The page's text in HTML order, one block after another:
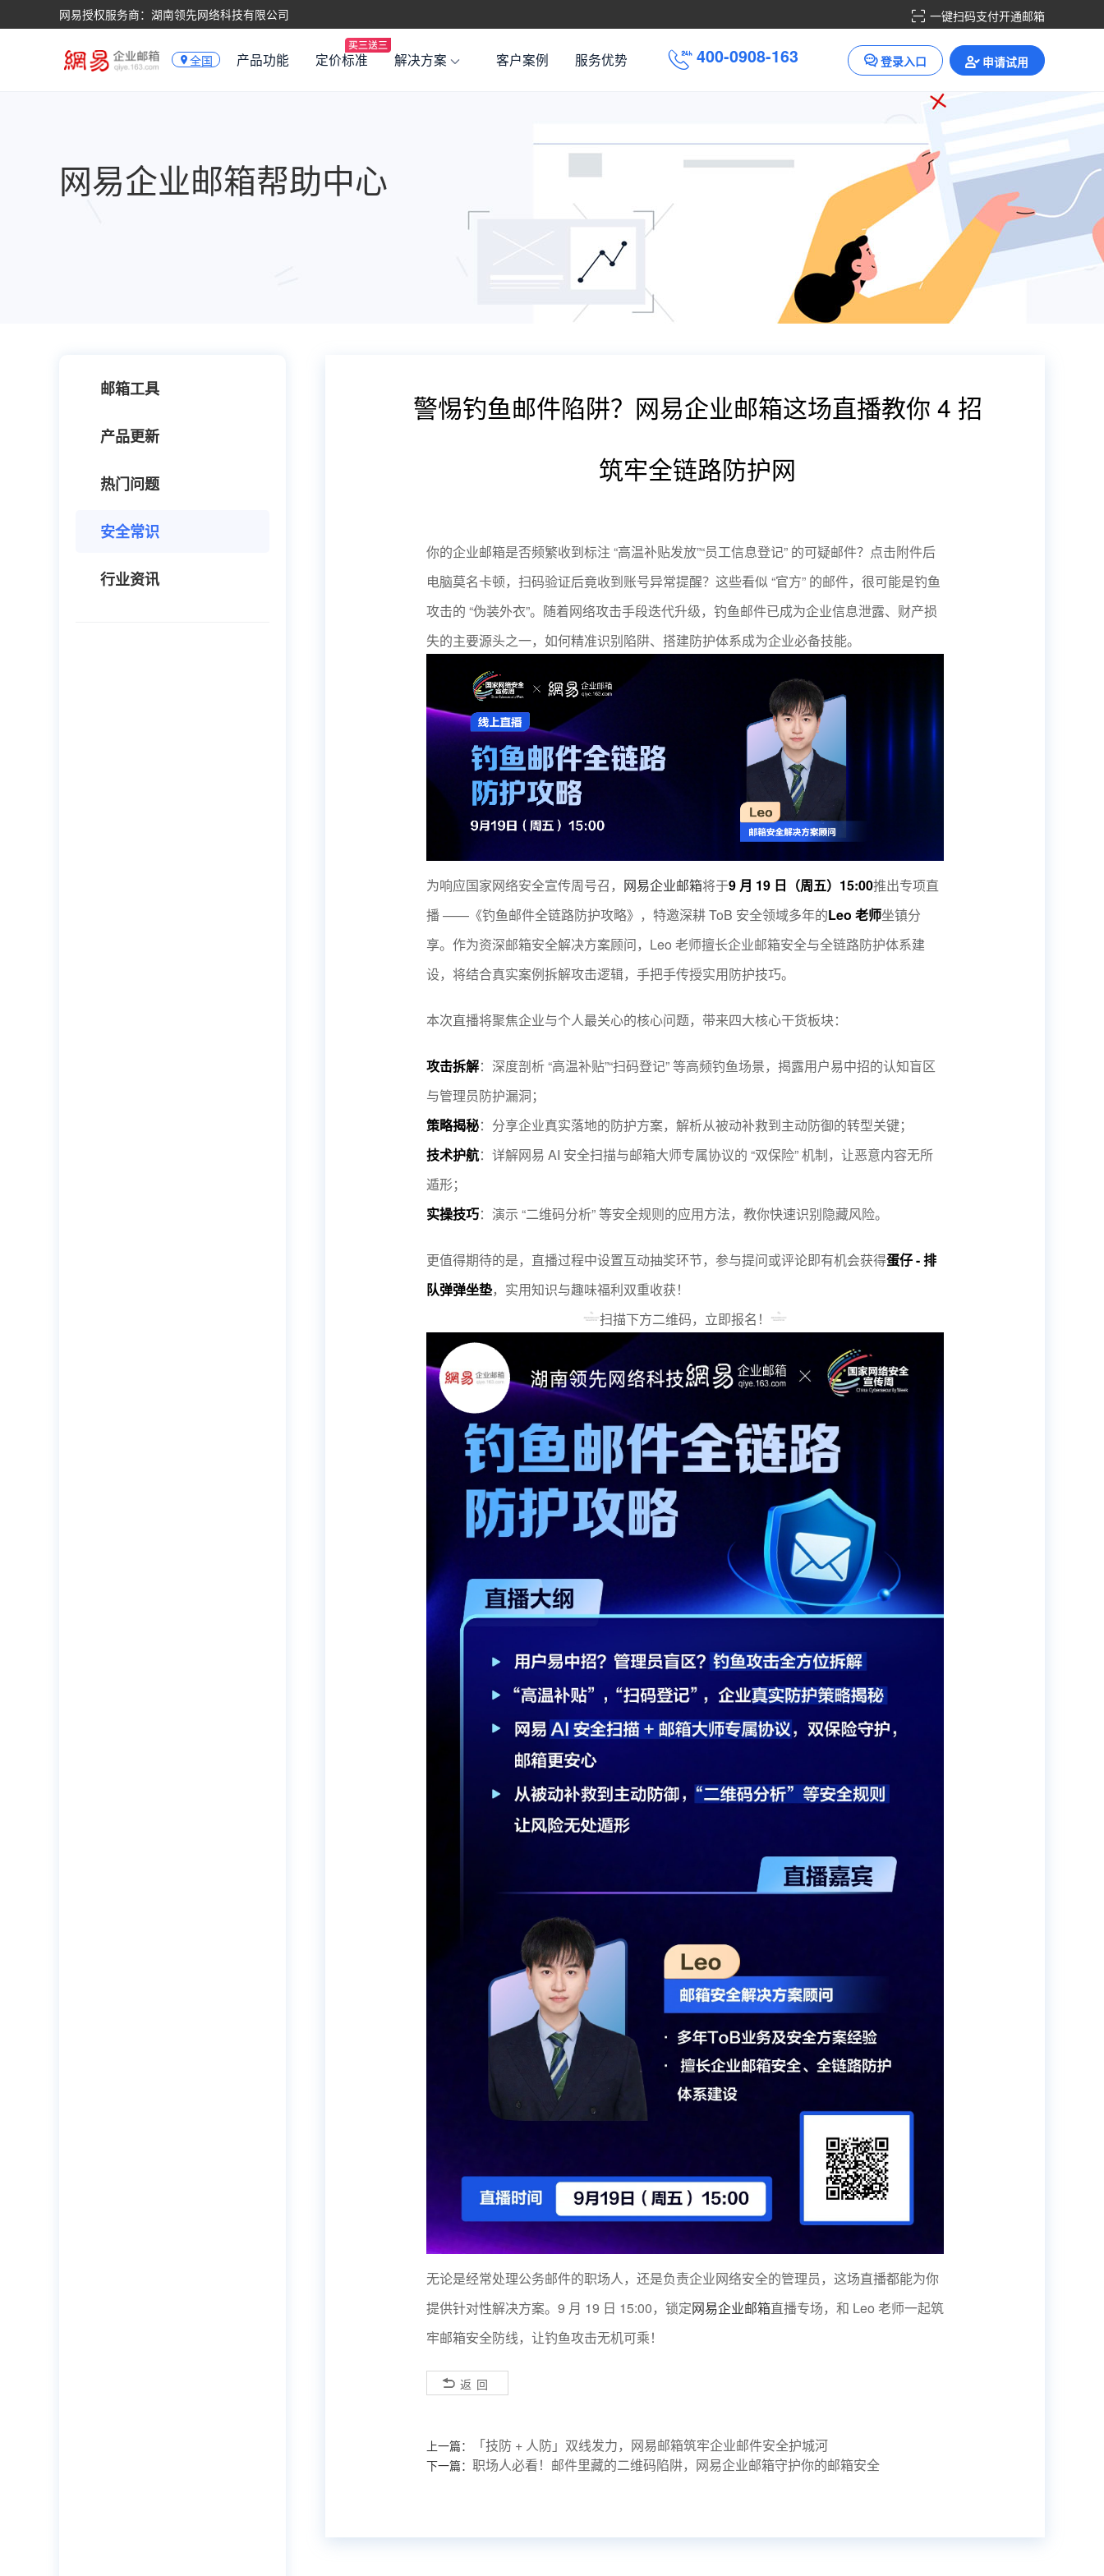
网易授权服务商：湖南领先网络科技有限公司 一键扫码支付开通邮箱
全国 产品功能 定价标准 解决方案 客户案例 服务优势 400-0908-163 登录入口 申请试用
网易企业邮箱帮助中心
邮箱工具
产品更新
热门问题
安全常识
行业资讯
警惕钓鱼邮件陷阱？网易企业邮箱这场直播教你 4 招
筑牢全链路防护网
你的企业邮箱是否频繁收到标注 “高温补贴发放”“员工信息登记” 的可疑邮件？点击附件后
电脑莫名卡顿，扫码验证后竟收到账号异常提醒？这些看似 “官方” 的邮件，很可能是钓鱼
攻击的 “伪装外衣”。随着网络攻击手段迭代升级，钓鱼邮件已成为企业信息泄露、财产损
失的主要源头之一，如何精准识别陷阱、搭建防护体系成为企业必备技能。
为响应国家网络安全宣传周号召， 网易企业邮箱将于9 月 19 日（周五）15:00推出专项直
播 ——《钓鱼邮件全链路防护攻略》，特邀深耕 ToB 安全领域多年的Leo 老师坐镇分
享。作为资深邮箱安全解决方案顾问，Leo 老师擅长企业邮箱安全与全链路防护体系建
设，将结合真实案例拆解攻击逻辑，手把手传授实用防护技巧。
本次直播将聚焦企业与个人最关心的核心问题，带来四大核心干货板块：
攻击拆解：深度剖析 “高温补贴”“扫码登记” 等高频钓鱼场景，揭露用户易中招的认知盲区
与管理员防护漏洞；
策略揭秘：分享企业真实落地的防护方案，解析从被动补救到主动防御的转型关键；
技术护航：详解网易 AI 安全扫描与邮箱大师专属协议的 “双保险” 机制，让恶意内容无所
遁形；
实操技巧：演示 “二维码分析” 等安全规则的应用方法，教你快速识别隐藏风险。
更值得期待的是，直播过程中设置互动抽奖环节，参与提问或评论即有机会获得蛋仔 - 排
队弹弹坐垫，实用知识与趣味福利双重收获！
扫描下方二维码，立即报名！
无论是经常处理公务邮件的职场人，还是负责企业网络安全的管理员，这场直播都能为你
提供针对性解决方案。9 月 19 日 15:00，锁定网易企业邮箱直播专场，和 Leo 老师一起筑
牢邮箱安全防线，让钓鱼攻击无机可乘！
返回
上一篇： 「技防 + 人防」双线发力，网易邮箱筑牢企业邮件安全护城河
下一篇： 职场人必看！邮件里藏的二维码陷阱，网易企业邮箱守护你的邮箱安全